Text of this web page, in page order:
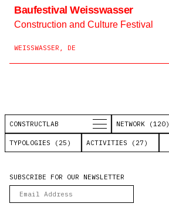
Baufestival Weisswasser
Construction and Culture Festival
WEISSWASSER, DE
CONSTRUCTLAB NETWORK (120)
TYPOLOGIES (25) ACTIVITIES (27)
SUBSCRIBE FOR OUR NEWSLETTER